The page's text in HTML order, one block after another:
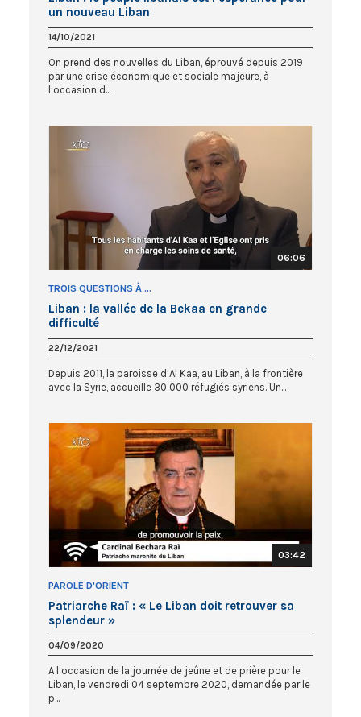
un nouveau Liban
14/10/2021
On prend des nouvelles du Liban, éprouvé depuis 2019
par une crise économique et sociale majeure, à
l’occasion d...
06:06
TROIS QUESTIONS À ...
Liban : la vallée de la Bekaa en grande
difficulté
22/12/2021
Depuis 2011, la paroisse d’Al Kaa, au Liban, à la frontière
avec la Syrie, accueille 30 000 réfugiés syriens. Un...
03:42
PAROLE D'ORIENT
Patriarche Raï : « Le Liban doit retrouver sa
splendeur »
04/09/2020
A l’occasion de la journée de jeûne et de prière pour le
Liban, le vendredi 04 septembre 2020, demandée par le
p...